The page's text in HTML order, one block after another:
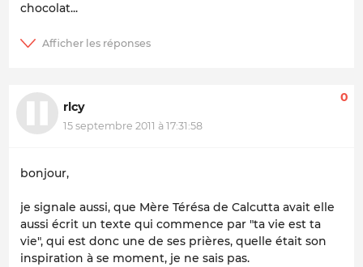
chocolat...
rlcy
15 septembre 2011 à 17:31:58
0
bonjour,
je signale aussi, que Mère Térésa de Calcutta avait elle
aussi écrit un texte qui commence par "ta vie est ta
vie", qui est donc une de ses prières, quelle était son
inspiration à se moment, je ne sais pas.